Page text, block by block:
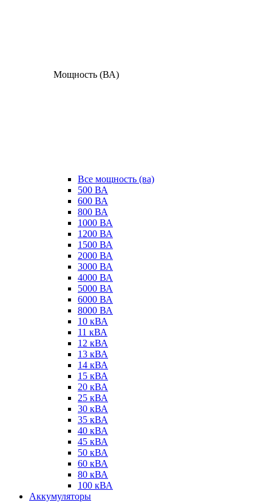
Мощность (ВА)
Все мощность (ва)
500 ВА
600 ВА
800 ВА
1000 ВА
1200 ВА
1500 ВА
2000 ВА
3000 ВА
4000 ВА
5000 ВА
6000 ВА
8000 ВА
10 кВА
11 кВА
12 кВА
13 кВА
14 кВА
15 кВА
20 кВА
25 кВА
30 кВА
35 кВА
40 кВА
45 кВА
50 кВА
60 кВА
80 кВА
100 кВА
Аккумуляторы